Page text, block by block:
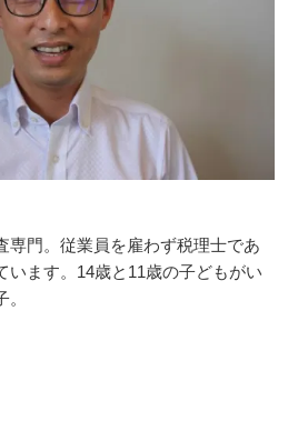
専門。従業員を雇わず税理士であ
います。14歳と11歳の子どもがい